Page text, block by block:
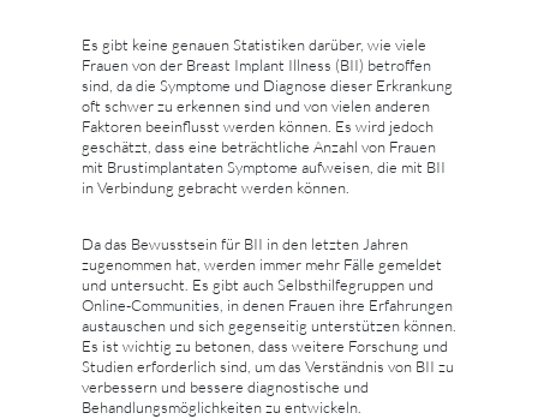
Es gibt keine genauen Statistiken darüber, wie viele
Frauen von der Breast Implant Illness (BII) betroffen
sind, da die Symptome und Diagnose dieser Erkrankung
oft schwer zu erkennen sind und von vielen anderen
Faktoren beeinflusst werden können. Es wird jedoch
geschätzt, dass eine beträchtliche Anzahl von Frauen
mit Brustimplantaten Symptome aufweisen, die mit BII
in Verbindung gebracht werden können.
Da das Bewusstsein für BII in den letzten Jahren
zugenommen hat, werden immer mehr Fälle gemeldet
und untersucht. Es gibt auch Selbsthilfegruppen und
Online-Communities, in denen Frauen ihre Erfahrungen
austauschen und sich gegenseitig unterstützen können.
Es ist wichtig zu betonen, dass weitere Forschung und
Studien erforderlich sind, um das Verständnis von BII zu
verbessern und bessere diagnostische und
Behandlungsmöglichkeiten zu entwickeln.